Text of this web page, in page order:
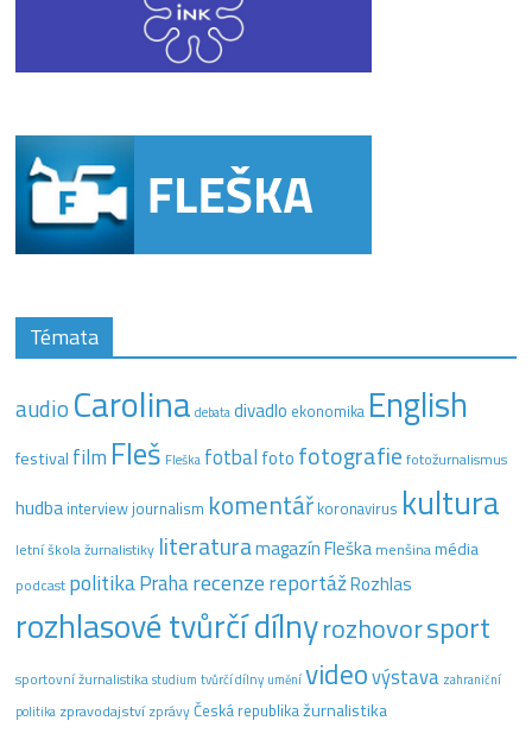
Témata
audio Carolina debata divadlo ekonomika English
festival film Fleš Fleška fotbal foto fotografie fotožurnalismus
hudba interview journalism komentář koronavirus kultura
letní škola žurnalistiky literaturamagazín Fleška menšinamédia
podcast politikaPraharecenzereportážRozhlas
rozhlasové tvůrčí dílnyrozhovorsport
sportovní žurnalistika studium tvůrčí dílny uměnívideovýstava zahraniční
politika zpravodajstvízprávyČeská republikažurnalistika